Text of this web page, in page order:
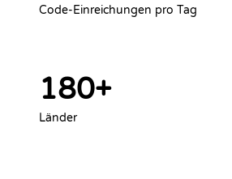
Code-Einreichungen pro Tag
180+
Länder